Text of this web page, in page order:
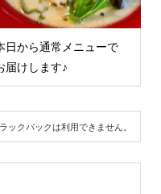
日から通常メニューで
届けします♪
ックバックは利用できません。